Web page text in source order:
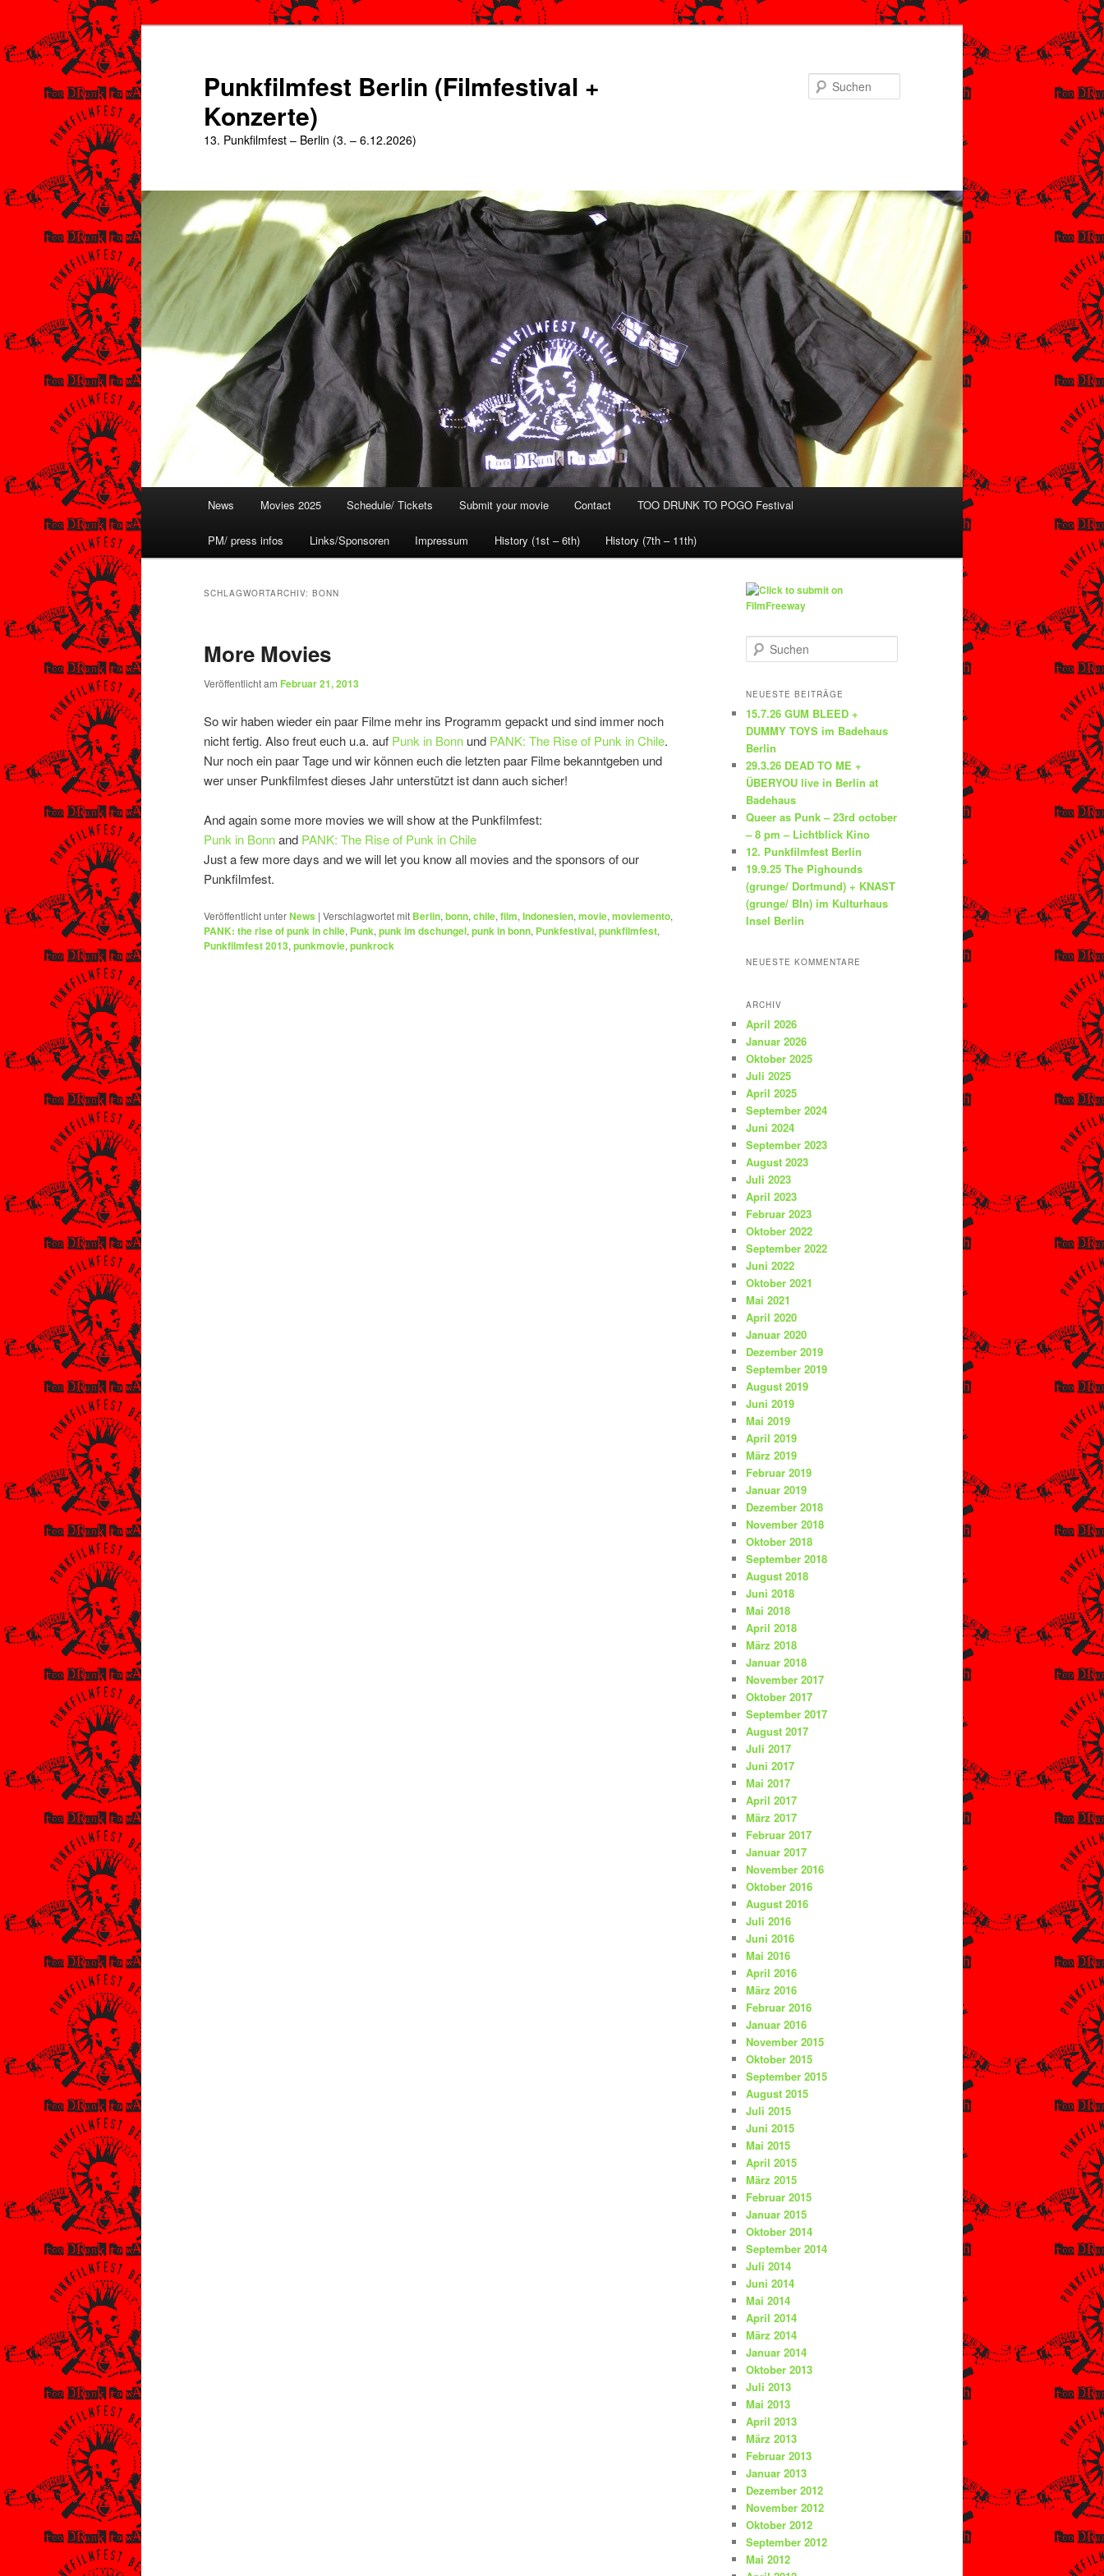
primären
springen
sekundären
springen
Punkfilmfest Berlin (Filmfestival +
Konzerte)
13. Punkfilmfest – Berlin (3. – 6.12.2026)
News Movies 2025 Schedule/ Tickets Submit your movie Contact TOO DRUNK TO POGO Festival
PM/ press infos Links/Sponsoren Impressum History (1st – 6th) History (7th – 11th)
SCHLAGWORTARCHIV: BONN
More Movies
Veröffentlicht am Februar 21, 2013
So wir haben wieder ein paar Filme mehr ins Programm gepackt und sind immer noch
nicht fertig. Also freut euch u.a. auf Punk in Bonn und PANK: The Rise of Punk in Chile.
Nur noch ein paar Tage und wir können euch die letzten paar Filme bekanntgeben und
wer unser Punkfilmfest dieses Jahr unterstützt ist dann auch sicher!
And again some more movies we will show at the Punkfilmfest:
Punk in Bonnand PANK: The Rise of Punk in Chile
Just a few more days and we will let you know all movies and the sponsors of our
Punkfilmfest.
Veröffentlicht unterNews | Verschlagwortet mit Berlin, bonn, chile, film, Indonesien, movie, moviemento,
PANK: the rise of punk in chile, Punk, punk im dschungel, punk in bonn, Punkfestival, punkfilmfest,
Punkfilmfest 2013, punkmovie, punkrock
u
h
n
NEUESTE BEITRÄGE
15.7.26 GUM BLEED +
DUMMY TOYS im Badehaus
Berlin
29.3.26 DEAD TO ME +
ÜBERYOU live in Berlin at
Badehaus
Queer as Punk – 23rd october
– 8 pm – Lichtblick Kino
12. Punkfilmfest Berlin
19.9.25 The Pighounds
(grunge/ Dortmund) + KNAST
(grunge/ Bln) im Kulturhaus
Insel Berlin
NEUESTE KOMMENTARE
ARCHIV
April 2026
Januar 2026
Oktober 2025
Juli 2025
April 2025
September 2024
Juni 2024
September 2023
August 2023
Juli 2023
April 2023
Februar 2023
Oktober 2022
September 2022
Juni 2022
Oktober 2021
Mai 2021
April 2020
Januar 2020
Dezember 2019
September 2019
August 2019
Juni 2019
Mai 2019
April 2019
März 2019
Februar 2019
Januar 2019
Dezember 2018
November 2018
Oktober 2018
September 2018
August 2018
Juni 2018
Mai 2018
April 2018
März 2018
Januar 2018
November 2017
Oktober 2017
September 2017
August 2017
Juli 2017
Juni 2017
Mai 2017
April 2017
März 2017
Februar 2017
Januar 2017
November 2016
Oktober 2016
August 2016
Juli 2016
Juni 2016
Mai 2016
April 2016
März 2016
Februar 2016
Januar 2016
November 2015
Oktober 2015
September 2015
August 2015
Juli 2015
Juni 2015
Mai 2015
April 2015
März 2015
Februar 2015
Januar 2015
Oktober 2014
September 2014
Juli 2014
Juni 2014
Mai 2014
April 2014
März 2014
Januar 2014
Oktober 2013
Juli 2013
Mai 2013
April 2013
März 2013
Februar 2013
Januar 2013
Dezember 2012
November 2012
Oktober 2012
September 2012
Mai 2012